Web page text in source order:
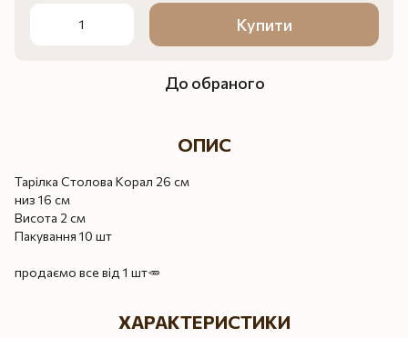
Купити
До обраного
ОПИС
Тарілка Столова Корал 26 см
низ 16 см
Висота 2 см
Пакування 10 шт
продаємо все від 1 шт🥕
ХАРАКТЕРИСТИКИ